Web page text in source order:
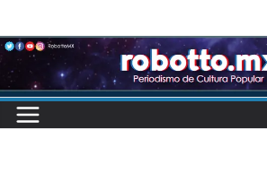
to
content